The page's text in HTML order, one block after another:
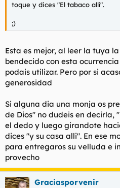
toque y dices "El tabaco allí".
;)
Esta es mejor, al leer la tuya
bendecido con esta
podais utilizar. Pero por si
generosidad
Si alguna dia una monja os
de Dios" no dudeis en decirla,
el dedo y luego girandote
dices "y su casa alli". En ese
para entregaros su velluda e
provecho
Graciasporvenir